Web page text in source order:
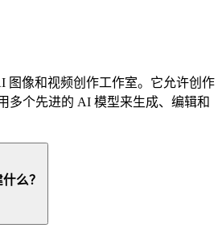
图像和视频创作工作室。它允许创作
多个先进的 AI 模型来生成、编辑和
么？